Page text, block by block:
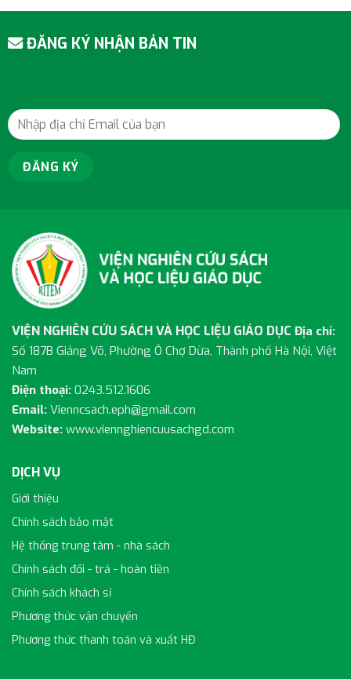
ĐĂNG KÝ NHẬN BẢN TIN
VIỆN NGHIÊN CỨU SÁCH VÀ HỌC LIỆU GIÁO DỤC Địa chỉ:
Số 187B Giảng Võ, Phường Ô Chợ Dừa, Thành phố Hà Nội, Việt
Nam
Điện thoại: 0243.512.1606
Email: Vienncsach.eph@gmail.com
Website: www.viennghiencuusachgd.com
DỊCH VỤ
Giới thiệu
Chính sách bảo mật
Hệ thống trung tâm - nhà sách
Chính sách đổi - trả - hoàn tiền
Chính sách khách sỉ
Phương thức vận chuyển
Phương thức thanh toán và xuất HĐ